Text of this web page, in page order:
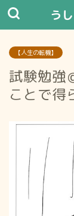
う
【人生の転機】
試験勉強
ことで得